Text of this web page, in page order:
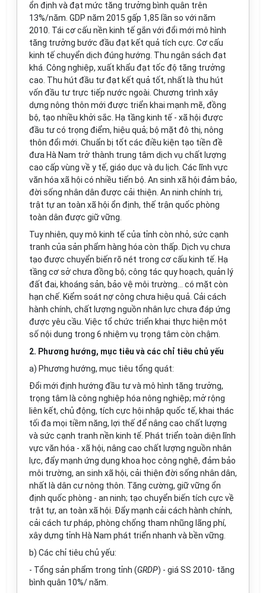
ổn định và đạt mức tăng trưởng bình quân trên
13%/năm. GDP năm 2015 gấp 1,85 lần so với năm
2010. Tái cơ cấu nền kinh tế gắn với đổi mới mô hình
tăng trưởng bước đầu đạt kết quả tích cực. Cơ cấu
kinh tế chuyển dịch đúng hướng. Thu ngân sách đạt
khá. Công nghiệp, xuất khẩu đạt tốc độ tăng trưởng
cao. Thu hút đầu tư đạt kết quả tốt, nhất là thu hút
vốn đầu tư trực tiếp nước ngoài. Chương trình xây
dựng nông thôn mới được triển khai mạnh mẽ, đồng
bộ, tạo nhiều khởi sắc. Hạ tầng kinh tế - xã hội được
đầu tư có trọng điểm, hiệu quả; bộ mặt đô thị, nông
thôn đổi mới. Chuẩn bị tốt các điều kiện tạo tiền đề
đưa Hà Nam trở thành trung tâm dịch vụ chất lượng
cao cấp vùng về y tế, giáo dục và du lịch. Các lĩnh vực
văn hóa xã hội có nhiều tiến bộ. An sinh xã hội đảm bảo,
đời sống nhân dân được cải thiện. An ninh chính trị,
trật tự an toàn xã hội ổn định, thế trận quốc phòng
toàn dân được giữ vững.
Tuy nhiên, quy mô kinh tế của tỉnh còn nhỏ, sức cạnh
tranh của sản phẩm hàng hóa còn thấp. Dịch vụ chưa
tạo được chuyển biến rõ nét trong cơ cấu kinh tế. Hạ
tầng cơ sở chưa đồng bộ; công tác quy hoạch, quản lý
đất đai, khoáng sản, bảo vệ môi trường... có mặt còn
hạn chế. Kiểm soát nợ công chưa hiệu quả. Cải cách
hành chính, chất lượng nguồn nhân lực chưa đáp ứng
được yêu cầu. Việc tổ chức triển khai thực hiện một
số nội dung trong 6 nhiệm vụ trọng tâm còn chậm.
2. Phương hướng, mục tiêu và các chỉ tiêu chủ yếu
a) Phương hướng, mục tiêu tổng quát:
Đổi mới định hướng đầu tư và mô hình tăng trưởng,
trọng tâm là công nghiệp hóa nông nghiệp; mở rộng
liên kết, chủ động, tích cực hội nhập quốc tế, khai thác
tối đa mọi tiềm năng, lợi thế đểnâng cao chất lượng
và sức cạnh tranh nền kinh tế. Phát triển toàn diện lĩnh
vực văn hóa - xã hội, nâng cao chất lượng nguồn nhân
lực, đẩy mạnh ứng dụng khoa học công nghệ, đảm bảo
môi trường, an sinh xã hội, cải thiện đời sống nhân dân,
nhất là dân cư nông thôn. Tăng cường, giữ vững ổn
định quốc phòng - an ninh; tạo chuyển biến tích cực về
trật tự, an toàn xã hội. Đẩy mạnh cải cách hành chính,
cải cách tư pháp, phòng chống tham nhũng lãng phí,
xây dựng tỉnh Hà Nam phát triển nhanh và bền vững.
b) Các chỉ tiêu chủ yếu:
- Tổng sản phẩm trong tỉnh (GRDP) - giá SS 2010- tăng
bình quân 10%/ năm.